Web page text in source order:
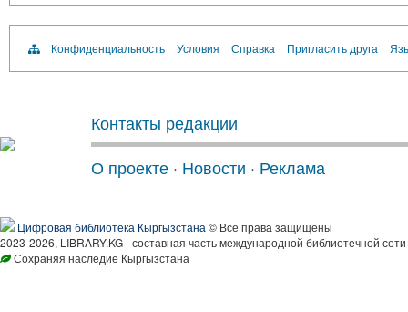
Конфиденциальность Условия Справка Пригласить друга
Контакты редакции
О проекте · Новости · Реклама
Цифровая библиотека Кыргызстана © Все права защищены
2023-2026, LIBRARY.KG - составная часть международной библиотечной
Сохраняя наследие Кыргызстана